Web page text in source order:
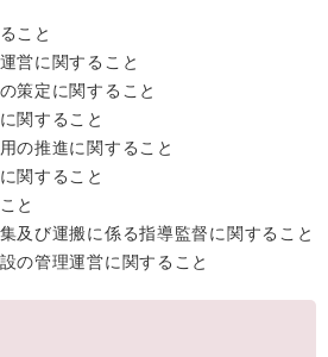
こと
営に関すること
策定に関すること
関すること
の推進に関すること
関すること
と
及び運搬に係る指導監督に関すること
の管理運営に関すること